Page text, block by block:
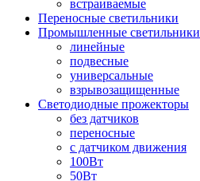
встраиваемые
Переносные светильники
Промышленные светильники
линейные
подвесные
универсальные
взрывозащищенные
Светодиодные прожекторы
без датчиков
переносные
с датчиком движения
100Вт
50Вт